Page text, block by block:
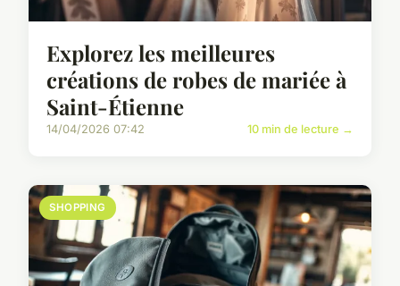
Explorez les meilleures
créations de robes de mariée à
Saint-Étienne
14/04/2026 07:42 10 min de lecture →
SHOPPING